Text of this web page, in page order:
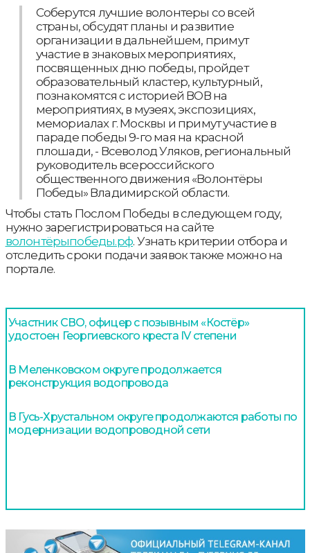
Соберутся лучшие волонтеры со всей
страны, обсудят планы и развитие
организации в дальнейшем, примут
участие в знаковых мероприятиях,
посвященных дню победы, пройдет
образовательный кластер, культурный,
познакомятся с историей ВОВ на
мероприятиях, в музеях, экспозициях,
мемориалах г. Москвы и примут участие в
параде победы 9-го мая на красной
плошади, - Всеволод Уляков, региональный
руководитель всероссийского
общественного движения «Волонтёры
Победы» Владимирской области.
Чтобы стать Послом Победы в следующем году,
нужно зарегистрироваться на сайте
волонтёрыпобеды.рф. Узнать критерии отбора и
отследить сроки подачи заявок также можно на
портале.
Участник СВО, офицер с позывным «Костёр»
удостоен Георгиевского креста IV степени
В Меленковском округе продолжается
реконструкция водопровода
В Гусь-Хрустальном округе продолжаются работы по
модернизации водопроводной сети